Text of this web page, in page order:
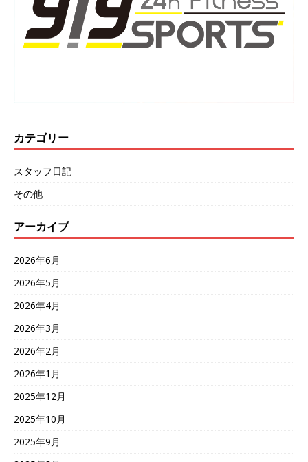
カテゴリー
スタッフ日記
その他
アーカイブ
2026年6月
2026年5月
2026年4月
2026年3月
2026年2月
2026年1月
2025年12月
2025年10月
2025年9月